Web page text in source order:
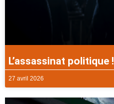
L’assassinat politique !
27 avril 2026